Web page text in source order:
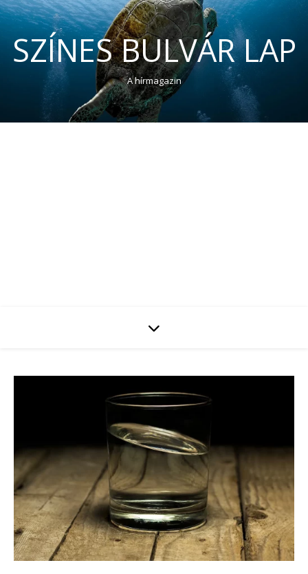
SZÍNES BULVÁR LAP
A hírmagazin